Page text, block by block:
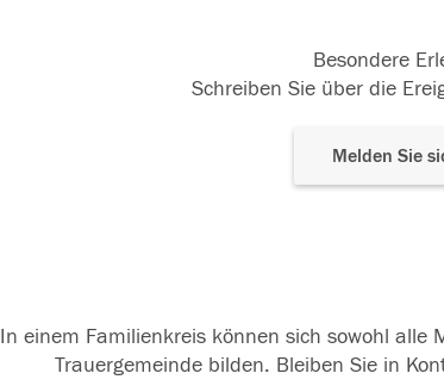
Besondere
Schreiben Sie über die
Melden Sie
In einem Familienkreis können sich sowohl
Trauergemeinde bilden. Bleiben Sie in